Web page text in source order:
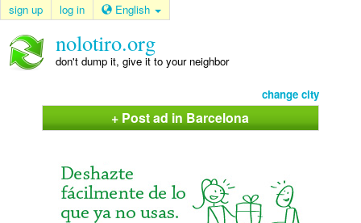
sign up log in English
nolotiro.org
don't dump it, give it to your neighbor
change city
+ Post ad in Barcelona